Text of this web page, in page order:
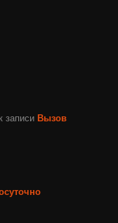
к записиВызов